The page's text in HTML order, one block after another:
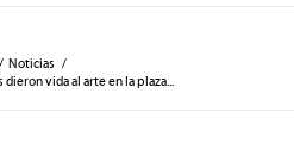
/ Noticias /
vida al arte en la plaza...